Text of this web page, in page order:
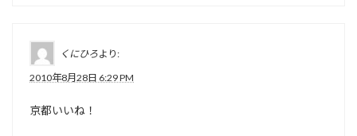
くにひろより:
2010年8月28日 6:29 PM
京都いいね！